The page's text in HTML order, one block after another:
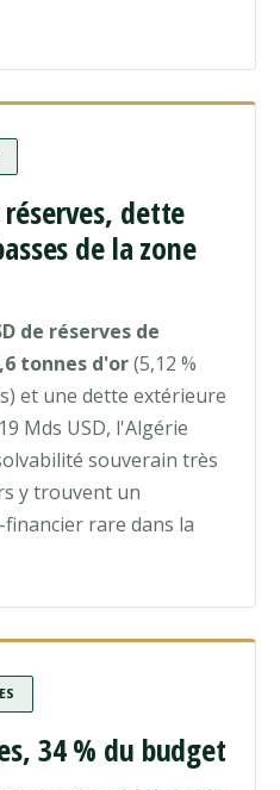
réserves, dette
de la zone
de réserves de
tonnes d'or(5,12 %
et une dette extérieure
Mds USD, l'Algérie
souverain très
y trouvent un
rare dans la
34 % du budget